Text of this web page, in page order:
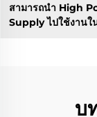
สามารถนำ High
Supply ไปใช้งานใ
บ